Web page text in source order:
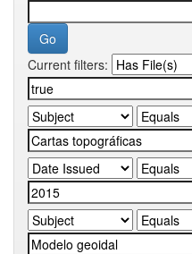
Current filters: